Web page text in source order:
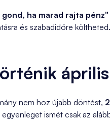
gond, ha marad rajta pénz"
és szabadidőre
nem hoz újabb döntést,
egyenleget ismét csak az